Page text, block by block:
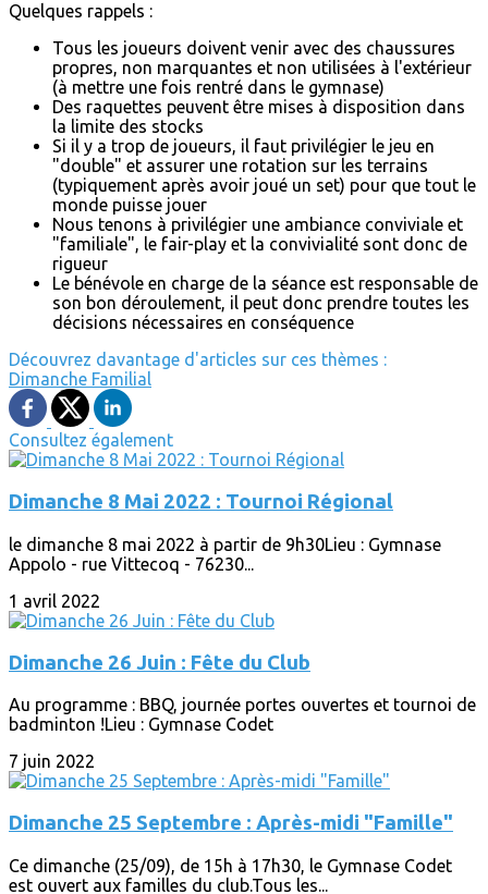
Quelques rappels :
Tous les joueurs doivent venir avec des chaussures
propres, non marquantes et non utilisées à l'extérieur
(à mettre une fois rentré dans le gymnase)
Des raquettes peuvent être mises à disposition dans
la limite des stocks
Si il y a trop de joueurs, il faut privilégier le jeu en
"double" et assurer une rotation sur les terrains
(typiquement après avoir joué un set) pour que tout le
monde puisse jouer
Nous tenons à privilégier une ambiance conviviale et
"familiale", le fair-play et la convivialité sont donc de
rigueur
Le bénévole en charge de la séance est responsable de
son bon déroulement, il peut donc prendre toutes les
décisions nécessaires en conséquence
Découvrez davantage d'articles sur ces thèmes :
Dimanche Familial
Consultez également
Dimanche 8 Mai 2022 : Tournoi Régional
le dimanche 8 mai 2022 à partir de 9h30Lieu : Gymnase
Appolo - rue Vittecoq - 76230...
1 avril 2022
Dimanche 26 Juin : Fête du Club
Au programme : BBQ, journée portes ouvertes et tournoi de
badminton !Lieu : Gymnase Codet
7 juin 2022
Dimanche 25 Septembre : Après-midi "Famille"
Ce dimanche (25/09), de 15h à 17h30, le Gymnase Codet
est ouvert aux familles du club.Tous les...